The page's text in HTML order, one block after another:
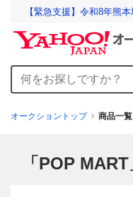
【緊急支援】令和8年熊
オークショントップ 商品一覧
「POP MART